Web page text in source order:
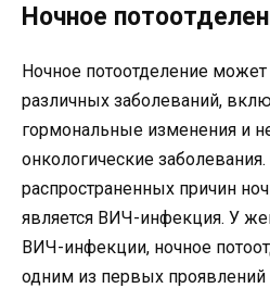
Ночное
Ночное потоотделение
различных заболеваний,
гормональные изменения и
онкологические
распространенных причин
является ВИЧ-инфекция. У
ВИЧ-инфекции, ночное
одним из первых проявлений